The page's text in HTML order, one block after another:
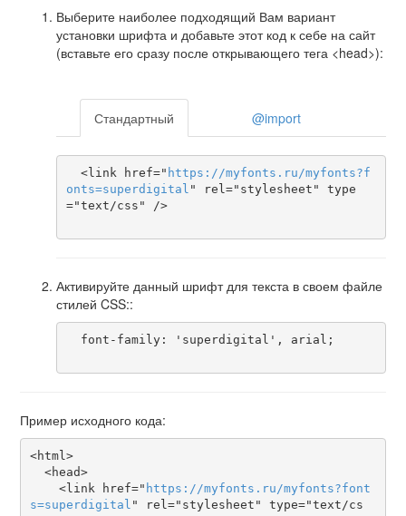
Выберите наиболее подходящий Вам вариант
установки шрифта и добавьте этот код к себе на сайт
(вставьте его сразу после открывающего тега <head>):
Стандартный @import
  <link href="
https ://myfonts . ru /myfonts?f
onts=superdigital " rel="stylesheet" type
="text/css" />
Активируйте данный шрифт для текста в своем файле
стилей CSS::
Пример исходного кода:
<html>
    <link href="
https ://myfonts . ru /myfonts?font
s=superdigital " rel="stylesheet" type="text/cs